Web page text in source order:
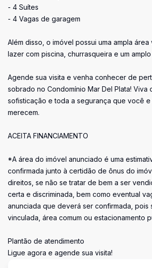
- 4 Suítes
- 4 Vagas de garagem
Além disso, o imóvel possui uma ampla
lazer com piscina, churrasqueira e um amplo
Agende sua visita e venha conhecer de
sobrado no Condomínio Mar Del Plata! Viva
sofisticação e toda a segurança que você e
merecem.
ACEITA FINANCIAMENTO
*A área do imóvel anunciado é uma
confirmada junto à certidão de ônus do
direitos, se não se tratar de bem a ser
certa e discriminada, bem como eventual
anunciada que deverá ser confirmada, pois
vinculada, área comum ou estacionamento
Plantão de atendimento
Ligue agora e agende sua visita!